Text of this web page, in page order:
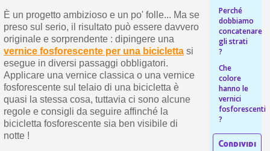
È un progetto ambizioso e un po' folle... Ma se
preso sul serio, il risultato può essere davvero
originale e sorprendente : dipingere una
vernice fosforescente per una biciclettasi
esegue in diversi passaggi obbligatori.
Applicare una vernice classica o una vernice
fosforescente sul telaio di una bicicletta è
quasi la stessa cosa, tuttavia ci sono alcune
regole e consigli da seguire affinché la
bicicletta fosforescente sia ben visibile di
notte !
Perché
dobbiamo
concatenare
gli strati
?
Che
colore
hanno le
vernici
fosforescenti
?